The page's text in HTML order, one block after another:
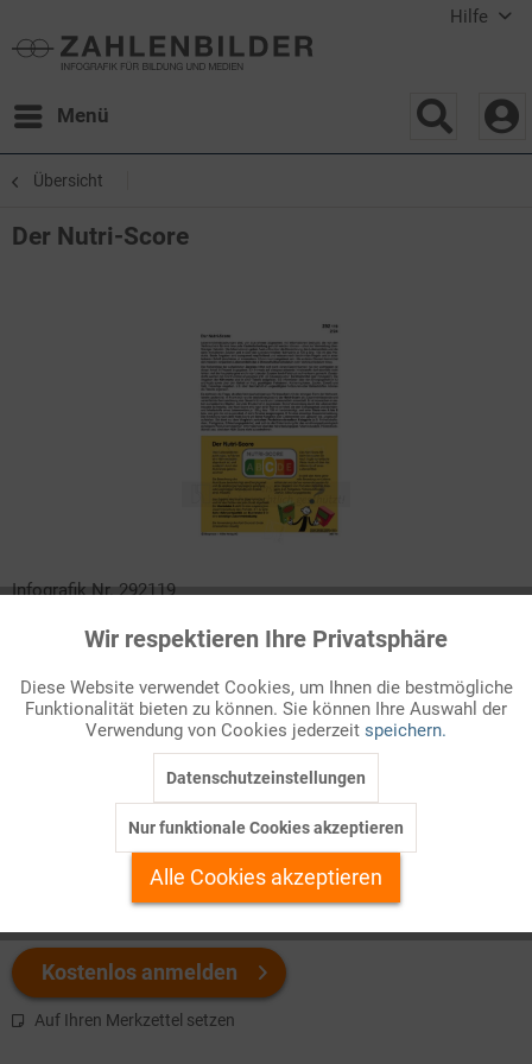
Hilfe
Menü
Übersicht
Der Nutri-Score
Infografik Nr. 292119
Auf Lebensmittelpackungen findet sich heutzutage eine
Nutri-Score will Informationen vereinfachen. Was sagt er aus
und wo liegen seine Grenzen?
Welchen Download brauchen Sie?
s/w-Version
Kostenlos anmelden
Auf Ihren Merkzettel setzen
Funktionale Aktiv
Marketing Inaktiv
Personalisierung Inaktiv
Service
Wir respektieren Ihre Privatsphäre
Diese Website verwendet Cookies, um Ihnen die bestmögliche
Funktionalität bieten zu können. Sie können Ihre Auswahl der
Verwendung von Cookies jederzeit speichern.
Datenschutzeinstellungen
Nur funktionale Cookies akzeptieren
Alle Cookies akzeptieren